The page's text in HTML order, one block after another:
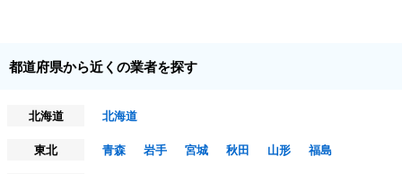
都道府県から近くの業者を探す
北海道
北海道
東北
青森 岩手 宮城 秋田 山形
福島